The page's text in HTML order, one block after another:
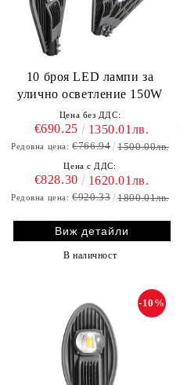
10 броя LED лампи за
улично осветление 150W
Цена без ДДС:
€690.25 1350.01лв.
Редовна цена: €766.94 1500.00лв.
Цена с ДДС:
€828.30 1620.01лв.
Редовна цена: €920.33 1800.01лв.
Виж детайли
В наличност
-10%